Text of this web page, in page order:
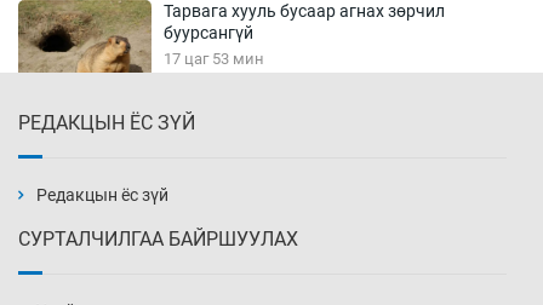
Тарвага хууль бусаар агнах зөрчил
буурсангүй
17 цаг 53 мин
18 цаг 23 мин
РЕДАКЦЫН ЁС ЗҮЙ
Редакцын ёс зүй
СУРТАЛЧИЛГАА БАЙРШУУЛАХ